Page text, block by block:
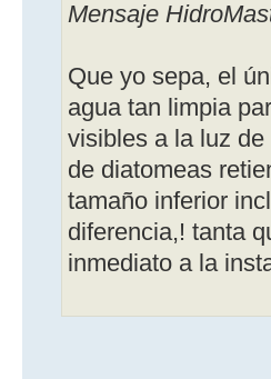
Mensaje
Que yo sepa, el
agua tan limpia
visibles a la luz
de diatomeas
tamaño inferior
diferencia,! tanta
inmediato a la